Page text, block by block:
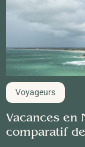
Voyageurs
Vacances en
comparatif